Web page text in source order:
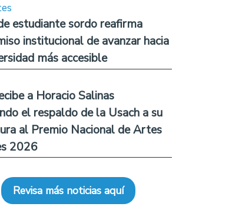
estudiante sordo reafirma
institucional de avanzar hacia
más accesible
a Horacio Salinas
el respaldo de la Usach a su
al Premio Nacional de Artes
2026
Revisa más noticias aquí